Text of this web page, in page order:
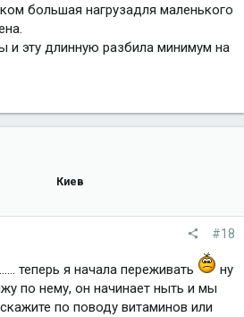
большая нагрузадля маленького
и эту длинную разбила минимум на
Киев
#18
теперь я начала переживать
ну
по нему, он начинает ныть и мы
по поводу витаминов или